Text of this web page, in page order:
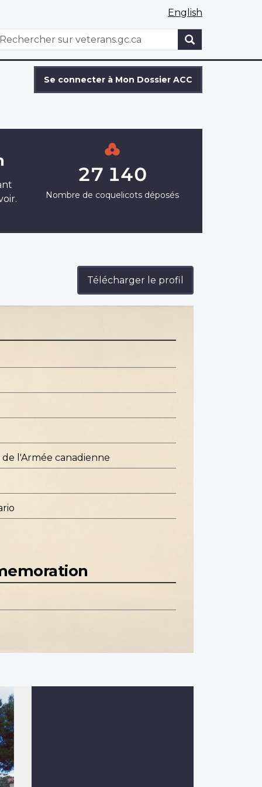
English
WxT
Se connecter à Mon Dossier ACC
27 140
Nombre de coquelicots déposés
Télécharger le profil
l'Armée canadienne